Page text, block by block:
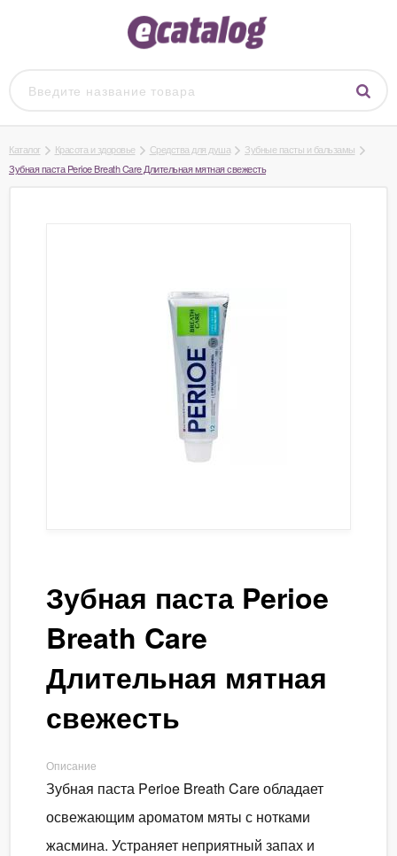
Каталог Красота и здоровье Средства для душа
Зубные пасты и бальзамы
Зубная паста Perioe Breath Care Длительная мятная свежесть
Зубная паста Perioe
Breath Care
Длительная мятная
свежесть
Описание
Зубная паста Perioe Breath Care обладает
освежающим ароматом мяты с нотками
жасмина. Устраняет неприятный запах и